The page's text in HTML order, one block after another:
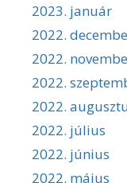
2023. január
2022.
2022.
2022.
2022.
2022. július
2022. június
2022. május